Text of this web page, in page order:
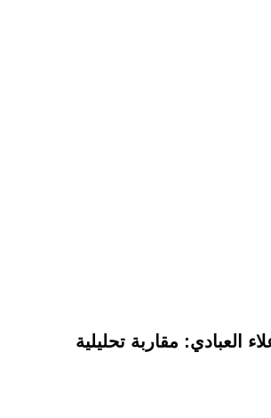
العبادي: مقاربة تحليلية